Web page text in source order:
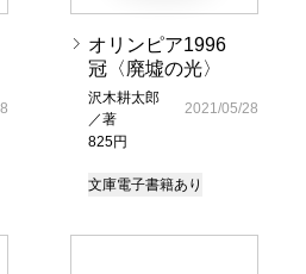
オリンピア1996
冠〈廃墟の光〉
沢木耕太郎
／著
825円
2021/05/28
文庫電子書籍あり